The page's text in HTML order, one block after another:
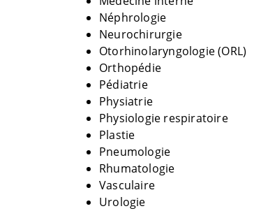
Néphrologie
Neurochirurgie
Otorhinolaryngologie (ORL)
Orthopédie
Pédiatrie
Physiatrie
Physiologie respiratoire
Plastie
Pneumologie
Rhumatologie
Vasculaire
Urologie